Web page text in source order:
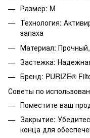
Размер: M
Технология:
запаха
Материал:
Застежка:
Бренд: PURIZE®
Советы по
Поместите ваш
Закрытие:
конца для